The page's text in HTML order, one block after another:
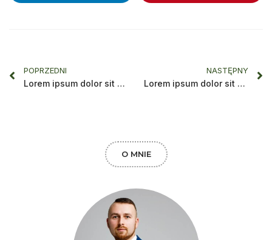
POPRZEDNI
Lorem ipsum dolor sit amet, consectetur adipiscing elit.
NASTĘPNY
Lorem ipsum dolor sit amet, consectetur adipiscing elit.
O MNIE